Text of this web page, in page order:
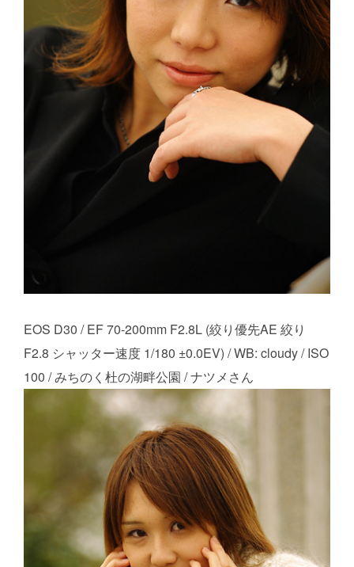
EOS D30 / EF 70-200mm F2.8L (絞り優先AE 絞り
F2.8 シャッター速度 1/180 ±0.0EV) / WB: cloudy / ISO
100 / みちのく杜の湖畔公園 / ナツメさん